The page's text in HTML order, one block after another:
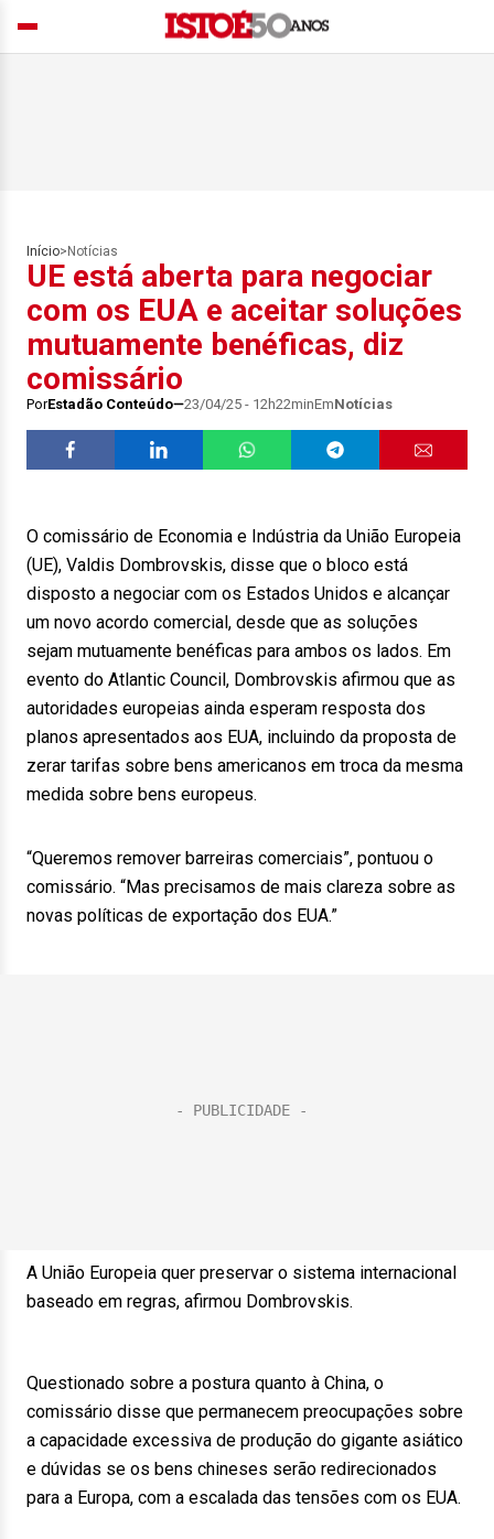
Início> Notícias
UE está aberta para negociar
com os EUA e aceitar soluções
mutuamente benéficas, diz
comissário
PorEstadão Conteúdo 23/04/25 - 12h22minEmNotícias
O comissário de Economia e Indústria da União Europeia
(UE), Valdis Dombrovskis, disse que o bloco está
disposto a negociar com os Estados Unidos e alcançar
um novo acordo comercial, desde que as soluções
sejam mutuamente benéficas para ambos os lados. Em
evento do Atlantic Council, Dombrovskis afirmou que as
autoridades europeias ainda esperam resposta dos
planos apresentados aos EUA, incluindo da proposta de
zerar tarifas sobre bens americanos em troca da mesma
medida sobre bens europeus.
“Queremos remover barreiras comerciais”, pontuou o
comissário. “Mas precisamos de mais clareza sobre as
novas políticas de exportação dos EUA.”
A União Europeia quer preservar o sistema internacional
baseado em regras, afirmou Dombrovskis.
Questionado sobre a postura quanto à China, o
comissário disse que permanecem preocupações sobre
a capacidade excessiva de produção do gigante asiático
e dúvidas se os bens chineses serão redirecionados
para a Europa, com a escalada das tensões com os EUA.